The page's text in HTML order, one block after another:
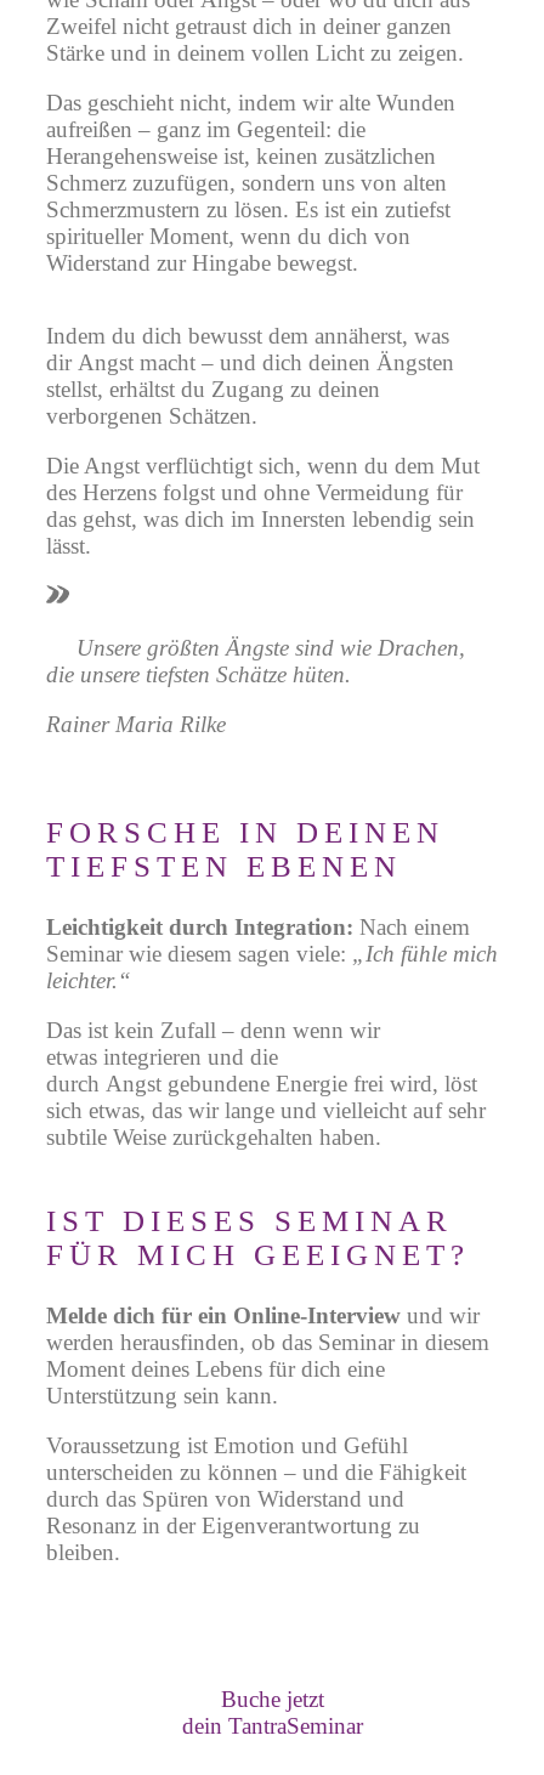
Zweifel nicht getraust dich in deiner ganzen
Stärke und in deinem vollen Licht zu zeigen.
Das geschieht nicht, indem wir alte Wunden
aufreißen – ganz im Gegenteil: die
Herangehensweise ist, keinen zusätzlichen
Schmerz zuzufügen, sondern uns von alten
Schmerzmustern zu lösen. Es ist ein zutiefst
spiritueller Moment, wenn du dich von
Widerstand zur Hingabe bewegst.
Indem du dich bewusst dem annäherst, was
dir Angst macht – und dich deinen Ängsten
stellst, erhältst du Zugang zu deinen
verborgenen Schätzen.
Die Angst verflüchtigt sich, wenn du dem Mut
des Herzens folgst und ohne Vermeidung für
das gehst, was dich im Innersten lebendig sein
lässt.
Unsere größten Ängste sind wie Drachen,
die unsere tiefsten Schätze hüten.
Rainer Maria Rilke
FORSCHE IN DEINEN
TIEFSTEN EBENEN
Leichtigkeit durch Integration: Nach einem
Seminar wie diesem sagen viele: „Ich fühle mich
leichter.“
Das ist kein Zufall – denn wenn wir
etwas integrieren und die
durch Angst gebundene Energie frei wird, löst
sich etwas, das wir lange und vielleicht auf sehr
subtile Weise zurückgehalten haben.
IST DIESES SEMINAR
FÜR MICH GEEIGNET?
Melde dich für ein Online-Interview und wir
werden herausfinden, ob das Seminar in diesem
Moment deines Lebens für dich eine
Unterstützung sein kann.
Voraussetzung ist Emotion und Gefühl
unterscheiden zu können – und die Fähigkeit
durch das Spüren von Widerstand und
Resonanz in der Eigenverantwortung zu
bleiben.
Buche jetzt
dein TantraSeminar